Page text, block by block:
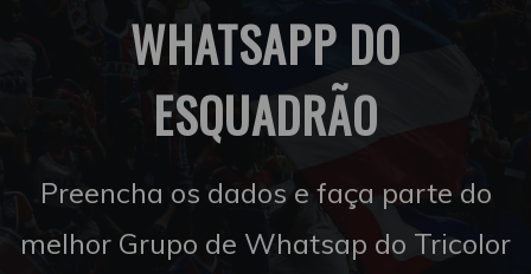
WHATSAPP DO
ESQUADRÃO
Preencha os dados e faça parte do
melhor Grupo de Whatsap do Tricolor